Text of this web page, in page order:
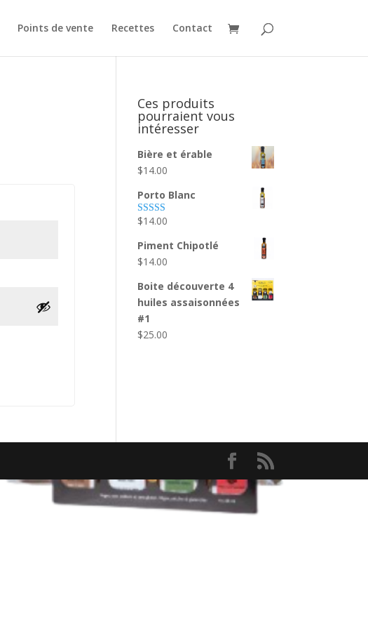
Points de vente Recettes Contact
Ces produits
pourraient vous
intéresser
Bière et érable
$14.00
Porto Blanc
Note5.00
$14.00
Piment Chipotlé
$14.00
Boite découverte 4
huiles assaisonnées
#1
$25.00